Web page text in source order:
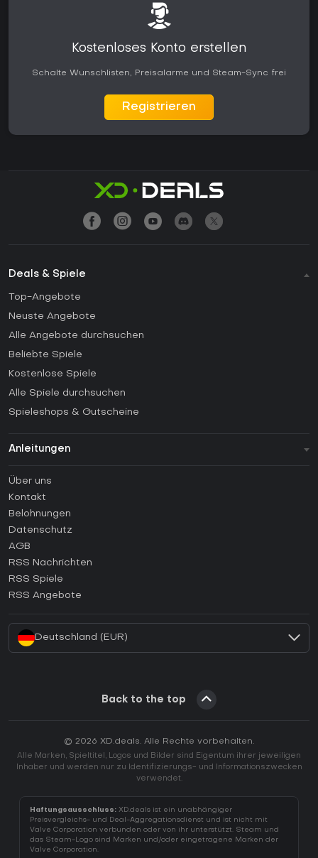
Kostenloses Konto erstellen
Schalte Wunschlisten, Preisalarme und Steam-Sync frei
Registrieren
Deals & Spiele
Top-Angebote
Neuste Angebote
Alle Angebote durchsuchen
Beliebte Spiele
Kostenlose Spiele
Alle Spiele durchsuchen
Spieleshops & Gutscheine
Anleitungen
Anleitungen
Wie aktiviert man einen Steam CD Key?
Wie aktiviert man einen Epic Games CD Key?
Wie aktiviert man einen GOG CD Key?
Wie aktiviert man einen Ubisoft Connect CD Key?
Über uns
Kontakt
Belohnungen
Datenschutz
AGB
RSS Nachrichten
RSS Spiele
RSS Angebote
Deutschland (EUR)
Back to the top
© 2026 XD.deals. Alle Rechte vorbehalten.
Alle Marken, Spieltitel, Logos und Bilder sind Eigentum ihrer jeweiligen
Inhaber und werden nur zu Identifizierungs- und Informationszwecken
verwendet.
Haftungsausschluss: XD.deals ist ein unabhängiger
Preisvergleichs- und Deal-Aggregationsdienst und ist nicht mit
Valve Corporation verbunden oder von ihr unterstützt. Steam und
das Steam-Logo sind Marken und/oder eingetragene Marken der
Valve Corporation.